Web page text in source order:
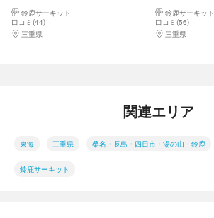
鈴鹿サーキット
口コミ(44)
三重県
桑名・長島・四日市・湯の山・鈴鹿
鈴鹿サーキット
口コミ(56)
三重県
関連エリア
東海 三重県 桑名・長島・四日市・湯の山・鈴鹿
鈴鹿サーキット